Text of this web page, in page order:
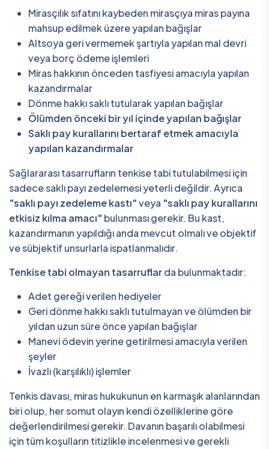
Mirasçılık sıfatını kaybeden mirasçıya miras payına
mahsup edilmek üzere yapılan bağışlar
Altsoya geri vermemek şartıyla yapılan mal devri
veya borç ödeme işlemleri
Miras hakkının önceden tasfiyesi amacıyla yapılan
kazandırmalar
Dönme hakkı saklı tutularak yapılan bağışlar
Ölümden önceki bir yıl içinde yapılan bağışlar
Saklı pay kurallarını bertaraf etmek amacıyla
yapılan kazandırmalar
Sağlararası tasarrufların tenkise tabi tutulabilmesi için
sadece saklı payı zedelemesi yeterli değildir. Ayrıca
"saklı payı zedeleme kastı"veya "saklı pay kurallarını
etkisiz kılma amacı" bulunması gerekir. Bu kast,
kazandırmanın yapıldığı anda mevcut olmalı ve objektif
ve sübjektif unsurlarla ispatlanmalıdır.
Tenkise tabi olmayan tasarruflarda bulunmaktadır:
Adet gereği verilen hediyeler
Geri dönme hakkı saklı tutulmayan ve ölümden bir
yıldan uzun süre önce yapılan bağışlar
Manevi ödevin yerine getirilmesi amacıyla verilen
şeyler
İvazlı (karşılıklı) işlemler
Tenkis davası, miras hukukunun en karmaşık alanlarından
biri olup, her somut olayın kendi özelliklerine göre
değerlendirilmesi gerekir. Davanın başarılı olabilmesi
için tüm koşulların titizlikle incelenmesi ve gerekli